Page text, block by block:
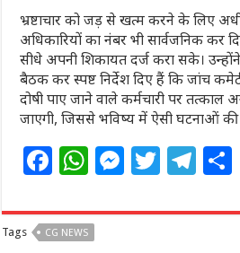
भ्रष्टाचार को जड़ से खत्म करने के लिए
अधिकारियों का नंबर भी सार्वजनिक कर
सीधे अपनी शिकायत दर्ज करा सके। उन्होंने
बैठक कर स्पष्ट निर्देश दिए हैं कि जांच
दोषी पाए जाने वाले कर्मचारी पर तत्काल
जाएगी, जिससे भविष्य में ऐसी घटनाओं की
F
c
W
at
M
ss
T
itt
T
e
Tags CG NEWS